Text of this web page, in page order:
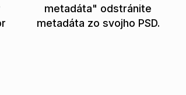
metadáta" odstránite
metadáta zo svojho PSD.